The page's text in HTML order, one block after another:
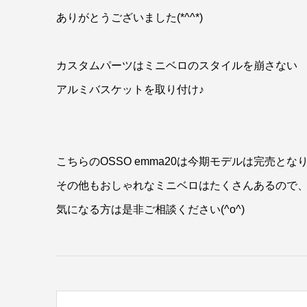
ありがとうございました(*^^*)
カスタムパーツはミニベロのスタイルを崩さない
アルミバスケットを取り付け♪
こちらのOSSO emma20は今期モデルは完売となり
その他もおしゃれなミニベロはたくさんあるので、
気になる方は是非ご相談ください(^o^)